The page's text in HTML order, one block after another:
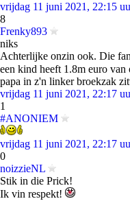
vrijdag 11 juni 2021, 22:15
8
Frenky893
niks
Achterlijke onzin ook. Die
een kind heeft 1.8m euro van
papa in z'n linker broekzak
vrijdag 11 juni 2021, 22:17
1
#ANONIEM
vrijdag 11 juni 2021, 22:17
0
noizzieNL
Stik in die Prick!
Ik vin respekt!